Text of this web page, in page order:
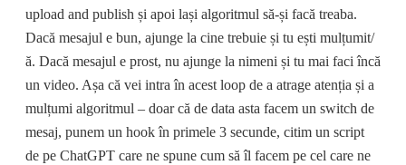
upload and publish și apoi lași algoritmul să-și facă treaba.
Dacă mesajul e bun, ajunge la cine trebuie și tu ești mulțumit/
ă. Dacă mesajul e prost, nu ajunge la nimeni și tu mai faci încă
un video. Așa că vei intra în acest loop de a atrage atenția și a
mulțumi algoritmul – doar că de data asta facem un switch de
mesaj, punem un hook în primele 3 secunde, citim un script
de pe ChatGPT care ne spune cum să îl facem pe cel care ne